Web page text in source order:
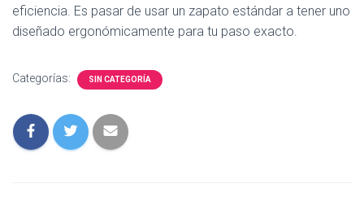
eficiencia. Es pasar de usar un zapato estándar a tener uno
diseñado ergonómicamente para tu paso exacto.
Categorías: SIN CATEGORÍA